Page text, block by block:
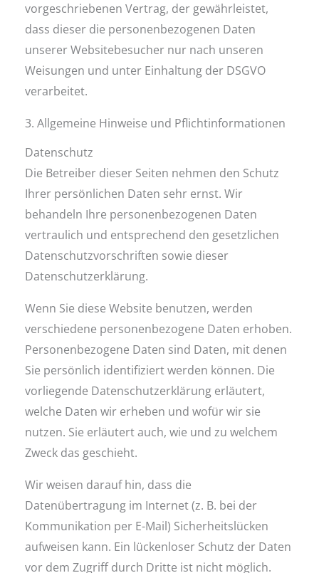
vorgeschriebenen Vertrag, der gewährleistet,
dass dieser die personenbezogenen Daten
unserer Websitebesucher nur nach unseren
Weisungen und unter Einhaltung der DSGVO
verarbeitet.
3. Allgemeine Hinweise und Pflicht­informationen
Datenschutz
Die Betreiber dieser Seiten nehmen den Schutz
Ihrer persönlichen Daten sehr ernst. Wir
behandeln Ihre personenbezogenen Daten
vertraulich und entsprechend den gesetzlichen
Datenschutzvorschriften sowie dieser
Datenschutzerklärung.
Wenn Sie diese Website benutzen, werden
verschiedene personenbezogene Daten erhoben.
Personenbezogene Daten sind Daten, mit denen
Sie persönlich identifiziert werden können. Die
vorliegende Datenschutzerklärung erläutert,
welche Daten wir erheben und wofür wir sie
nutzen. Sie erläutert auch, wie und zu welchem
Zweck das geschieht.
Wir weisen darauf hin, dass die
Datenübertragung im Internet (z. B. bei der
Kommunikation per E-Mail) Sicherheitslücken
aufweisen kann. Ein lückenloser Schutz der Daten
vor dem Zugriff durch Dritte ist nicht möglich.